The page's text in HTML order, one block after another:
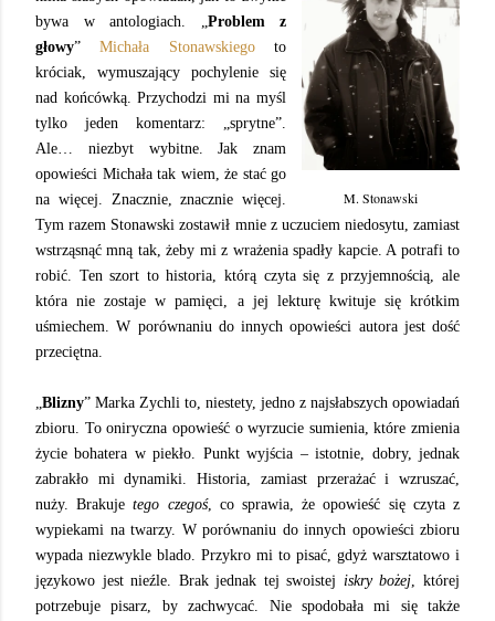
M. Stonawski
bywa w antologiach. „ Problem z
głowy”Michała Stonawskiegoto
króciak, wymuszający pochylenie się
nad końcówką. Przychodzi mi na myśl
tylko jeden komentarz: „sprytne”.
Ale… niezbyt wybitne. Jak znam
opowieści Michała tak wiem, że stać go
na więcej. Znacznie, znacznie więcej.
Tym razem Stonawski zostawił mnie z uczuciem niedosytu, zamiast
wstrząsnąć mną tak, żeby mi z wrażenia spadły kapcie. A potrafi to
robić. Ten szort to historia, którą czyta się z przyjemnością, ale
która nie zostaje w pamięci, a jej lekturę kwituje się krótkim
uśmiechem. W porównaniu do innych opowieści autora jest dość
przeciętna.
Blizny” Marka Zychli to, niestety, jedno z najsłabszych opowiadań
zbioru. To oniryczna opowieść o wyrzucie sumienia, które zmienia
życie bohatera w piekło. Punkt wyjścia – istotnie, dobry, jednak
zabrakło mi dynamiki. Historia, zamiast przerażać i wzruszać,
nuży. Brakujetego czegoś, co sprawia, że opowieść się czyta z
wypiekami na twarzy. W porównaniu do innych opowieści zbioru
wypada niezwykle blado. Przykro mi to pisać, gdyż warsztatowo i
językowo jest nieźle. Brak jednak tej swoistej iskry bożej , której
potrzebuje pisarz, by zachwycać. Nie spodobała mi się także